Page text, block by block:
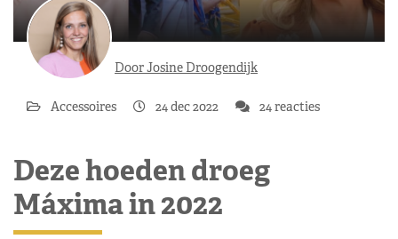
Door Josine Droogendijk
Accessoires 24 dec 2022 24 reacties
Deze hoeden droeg
Máxima in 2022